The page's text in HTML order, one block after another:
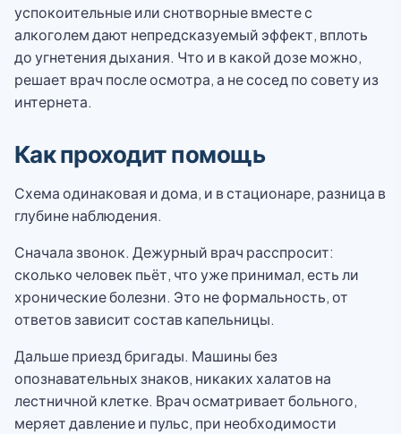
успокоительные или снотворные вместе с
алкоголем дают непредсказуемый эффект, вплоть
до угнетения дыхания. Что и в какой дозе можно,
решает врач после осмотра, а не сосед по совету из
интернета.
Как проходит помощь
Схема одинаковая и дома, и в стационаре, разница в
глубине наблюдения.
Сначала звонок. Дежурный врач расспросит:
сколько человек пьёт, что уже принимал, есть ли
хронические болезни. Это не формальность, от
ответов зависит состав капельницы.
Дальше приезд бригады. Машины без
опознавательных знаков, никаких халатов на
лестничной клетке. Врач осматривает больного,
меряет давление и пульс, при необходимости